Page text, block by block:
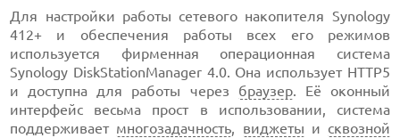
Для настройки работы сетевого накопителя Synology
412+ и обеспечения работы всех его режимов
используется фирменная операционная система
Synology DiskStationManager 4.0. Она использует HTTP5
и доступна для работы через браузер. Её оконный
интерфейс весьма прост в использовании, система
поддерживает многозадачность, виджеты и сквозной